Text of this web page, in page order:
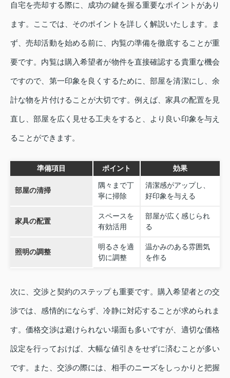
自宅を売却する際に、成功の鍵を握る重要なポイントがあり
ます。ここでは、そのポイントを詳しく解説いたします。ま
ず、売却活動を始める前に、内覧の準備を徹底することが重
要です。内覧は購入希望者が物件を直接確認する貴重な機会
ですので、第一印象を良くするために、部屋を清潔にし、余
計な物を片付けることが大切です。例えば、家具の配置を見
直し、部屋を広く見せる工夫をすると、より良い印象を与え
ることができます。
準備項目 ポイント 効果
部屋の清掃
隅々まで丁
寧に掃除
清潔感がアップし、
好印象を与える
家具の配置
スペースを
有効活用
部屋が広く感じられ
る
照明の調整
明るさを適
切に調整
温かみのある雰囲気
を作る
次に、交渉と契約のステップも重要です。購入希望者との交
渉では、感情的にならず、冷静に対応することが求められま
す。価格交渉は避けられない場面も多いですが、適切な価格
設定を行っておけば、大幅な値引きをせずに済むことが多い
です。また、交渉の際には、相手のニーズをしっかりと把握